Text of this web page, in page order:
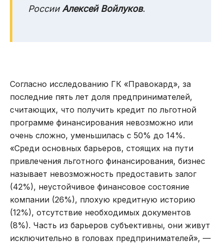
РоссииАлексей Войлуков.
Согласно исследованию ГК «Правокард», за
последние пять лет доля предпринимателей,
считающих, что получить кредит по льготной
программе финансирования невозможно или
очень сложно, уменьшилась с 50% до 14%.
«Среди основных барьеров, стоящих на пути
привлечения льготного финансирования, бизнес
называет невозможность предоставить залог
(42%), неустойчивое финансовое состояние
компании (26%), плохую кредитную историю
(12%), отсутствие необходимых документов
(8%). Часть из барьеров субъективны, они живут
исключительно в головах предпринимателей», —